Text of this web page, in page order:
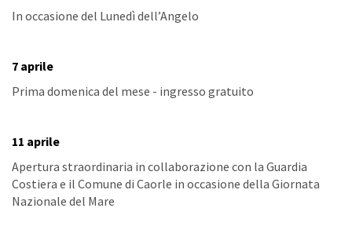
In occasione del Lunedì dell’Angelo
7 aprile
Prima domenica del mese - ingresso gratuito
11 aprile
Apertura straordinaria in collaborazione con la Guardia
Costiera e il Comune di Caorle in occasione della Giornata
Nazionale del Mare